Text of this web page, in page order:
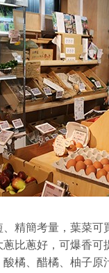
精簡考量，葉菜
比蔥好，可爆香
橘、醋橘、柚子